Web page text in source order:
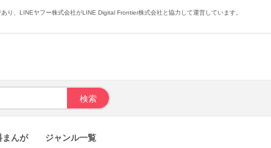
り、LINEヤフー株式会社がLINE Digital Frontier株式会社と協力して運営しています。
まんが ジャンル一覧